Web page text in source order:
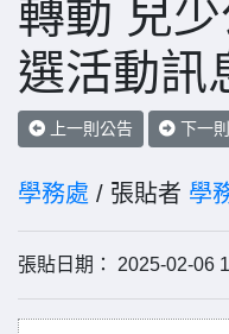
轉動 兒
選活動訊
上一則公告 下一
學務處 / 張貼者 學
張貼日期： 2025-02-06